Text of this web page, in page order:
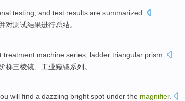
testing and test results are summarized
对测试结果进行总结。
treatment machine series, ladder triangular prism
阶梯三棱镜 、工业窥镜系列。
will find a dazzling bright spot under the magnifier.